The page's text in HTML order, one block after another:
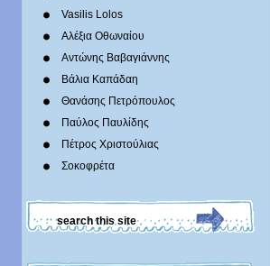
Vasilis Lolos
Αλέξια Οθωναίου
Αντώνης Βαβαγιάννης
Βάλια Καπάδαη
Θανάσης Πετρόπουλος
Παύλος Παυλίδης
Πέτρος Χριστούλιας
Σοκοφρέτα